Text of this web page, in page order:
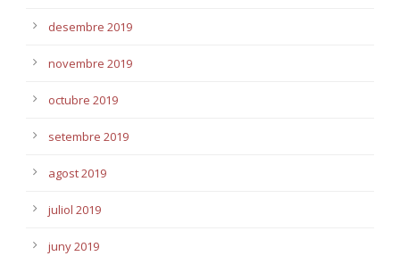
desembre 2019
novembre 2019
octubre 2019
setembre 2019
agost 2019
juliol 2019
juny 2019